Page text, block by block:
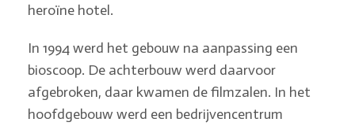
heroïne hotel.
In 1994 werd het gebouw na aanpassing een
bioscoop. De achterbouw werd daarvoor
afgebroken, daar kwamen de filmzalen. In het
hoofdgebouw werd een bedrijvencentrum